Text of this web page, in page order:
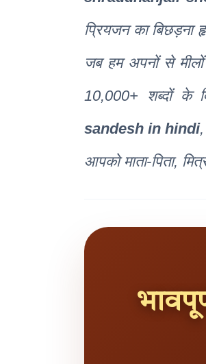
प्रियजन का
जब हम अपनों से
10,000+ शब्दों के
sandesh in hindi
आपको माता-पिता,